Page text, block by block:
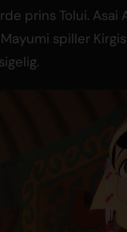
prins Tolui. Asai
spiller